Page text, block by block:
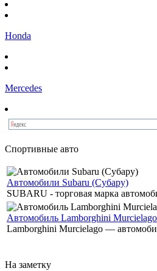
Honda
Mercedes
Спортивные авто
Автомобили Subaru (Субару)
SUBARU - торговая марка
Автомобиль Lamborghini Murcielago
Lamborghini Murcielago —
На заметку